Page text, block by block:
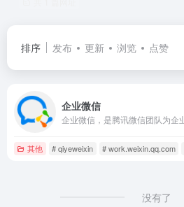
排序 发布 更新 浏览 点赞
企业微信
其他 # qiyeweixin # work.weixin.qq.com
没有了